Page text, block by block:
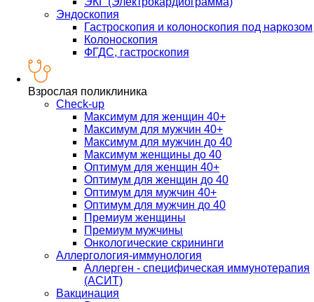
Эндоскопия
Гастроскопия и колоноскопия под наркозом
Колоноскопия
ФГДС, гастроскопия
Взрослая поликлиника
Check-up
Максимум для женщин 40+
Максимум для мужчин 40+
Максимум для мужчин до 40
Максимум женщины до 40
Оптимум для женщин 40+
Оптимум для женщин до 40
Оптимум для мужчин 40+
Оптимум для мужчин до 40
Премиум женщины
Премиум мужчины
Онкологические скрининги
Аллергология-иммунология
Аллерген - специфическая иммунотерапия
(АСИТ)
Вакцинация